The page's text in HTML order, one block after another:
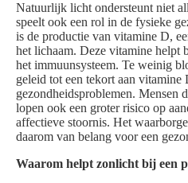
Natuurlijk licht ondersteunt niet
speelt ook een rol in de fysieke
is de productie van vitamine D,
het lichaam. Deze vitamine helpt
het immuunsysteem. Te weinig
geleid tot een tekort aan
gezondheidsproblemen. Mensen
lopen ook een groter risico op
affectieve stoornis. Het
daarom van belang voor een
Waarom helpt zonlicht bij een